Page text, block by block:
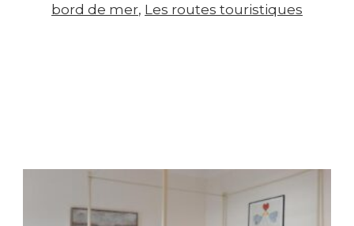
bord de mer, Les routes touristiques